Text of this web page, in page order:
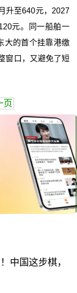
升至640元，2027
元。同一船舶一
大的首个挂靠港缴
窗口，又避免了短
页
中国这步棋，